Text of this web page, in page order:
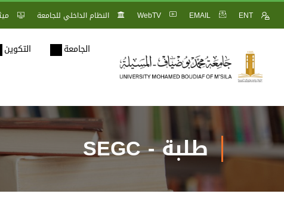
ENT
EMAIL
WebTV النظام الداخلي للجامعة
الجامعة التكوين
طلبة - SEGC